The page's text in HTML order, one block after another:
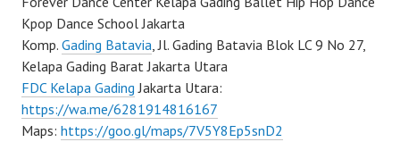
Kpop Dance School Jakarta
Komp. Gading Batavia, Jl. Gading Batavia Blok LC 9 No 27,
Kelapa Gading Barat Jakarta Utara
FDC Kelapa Gading Jakarta Utara:
https://wa.me/6281914816167
Maps: https://goo.gl/maps/7V5Y8Ep5snD2